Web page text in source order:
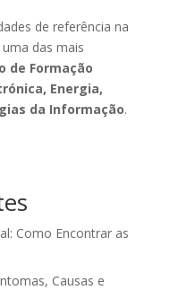
de referência na
das mais
de Formação
Energia,
da Informação.
Como Encontrar as
Causas e